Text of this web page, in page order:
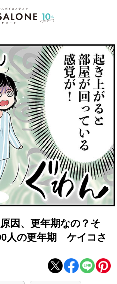
因、更年期なの？そ
人の更年期 ケイコさ